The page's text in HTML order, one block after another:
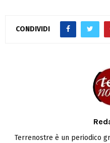
CONDIVIDI
Terrenostre è un periodico